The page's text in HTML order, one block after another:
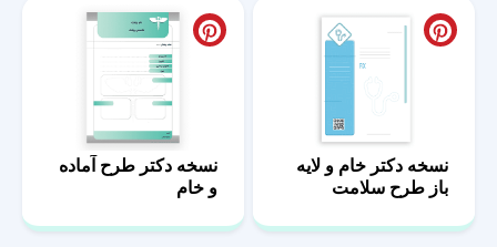
نسخه دکتر خام و لایه
باز طرح سلامت
نسخه دکتر طرح آماده
و خام